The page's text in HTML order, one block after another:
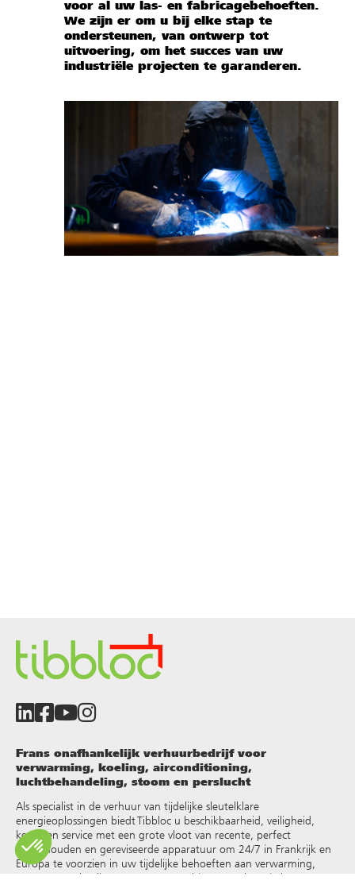
voor al uw las- en fabricagebehoeften.
We zijn er om u bij elke stap te
ondersteunen, van ontwerp tot
uitvoering, om het succes van uw
industriële projecten te garanderen.
Frans onafhankelijk verhuurbedrijf voor
verwarming, koeling, airconditioning,
luchtbehandeling, stoom en perslucht
Als specialist in de verhuur van tijdelijke sleutelklare
energieoplossingen biedt Tibbloc u beschikbaarheid, veiligheid,
keuze en service met een grote vloot van recente, perfect
onderhouden en gereviseerde apparatuur om 24/7 in Frankrijk en
Europa te voorzien in uw tijdelijke behoeften aan verwarming,
warm water, koeling, stoom, oververhit water, thermische